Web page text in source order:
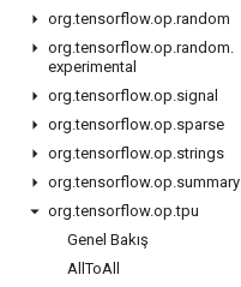
org.tensorflow.op.random
org.tensorflow.op.random.
experimental
org.tensorflow.op.signal
org.tensorflow.op.sparse
org.tensorflow.op.strings
org.tensorflow.op.summary
org.tensorflow.op.tpu
Genel Bakış
AllToAll